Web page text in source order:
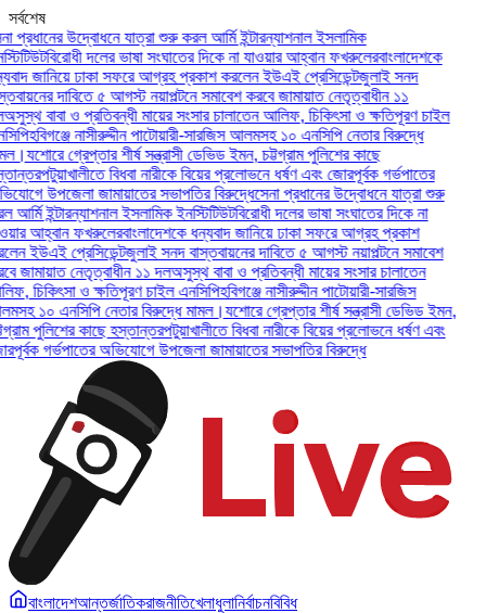
সর্বশেষ
উদ্বোধনে যাত্রা শুরু করল আর্মি ইন্টারন্যাশনাল ইসলামিক
বিরোধী দলের ভাষা সংঘাতের দিকে না যাওয়ার আহ্বান ফখরুলেরবাংলাদেশকে
জানিয়ে ঢাকা সফরে আগ্রহ প্রকাশ করলেন ইউএই প্রেসিডেন্টজুলাই সনদ
দাবিতে ৫ আগস্ট নয়াপল্টনে সমাবেশ করবে জামায়াত নেতৃত্বাধীন ১১
বাবা ও প্রতিবন্ধী মায়ের সংসার চালাতেন আলিফ, চিকিৎসা ও ক্ষতিপূরণ চাইল
হবিগঞ্জে নাসীরুদ্দীন পাটোয়ারী-সারজিস আলমসহ ১০ এনসিপি নেতার বিরুদ্ধে
যশোরে গ্রেপ্তার শীর্ষ সন্ত্রাসী ডেভিড ইমন, চট্টগ্রাম পুলিশের কাছে
পটুয়াখালীতে বিধবা নারীকে বিয়ের প্রলোভনে ধর্ষণ এবং জোরপূর্বক গর্ভপাতের
উপজেলা জামায়াতের সভাপতির বিরুদ্ধেসেনা প্রধানের উদ্বোধনে যাত্রা শুরু
ইন্টারন্যাশনাল ইসলামিক ইনস্টিটিউটবিরোধী দলের ভাষা সংঘাতের দিকে না
আহ্বান ফখরুলেরবাংলাদেশকে ধন্যবাদ জানিয়ে ঢাকা সফরে আগ্রহ প্রকাশ
ইউএই প্রেসিডেন্টজুলাই সনদ বাস্তবায়নের দাবিতে ৫ আগস্ট নয়াপল্টনে সমাবেশ
নেতৃত্বাধীন ১১ দলঅসুস্থ বাবা ও প্রতিবন্ধী মায়ের সংসার চালাতেন
চিকিৎসা ও ক্ষতিপূরণ চাইল এনসিপিহবিগঞ্জে নাসীরুদ্দীন পাটোয়ারী-সারজিস
১০ এনসিপি নেতার বিরুদ্ধে মামল।যশোরে গ্রেপ্তার শীর্ষ সন্ত্রাসী ডেভিড ইমন,
পুলিশের কাছে হস্তান্তরপটুয়াখালীতে বিধবা নারীকে বিয়ের প্রলোভনে ধর্ষণ এবং
গর্ভপাতের অভিযোগে উপজেলা জামায়াতের সভাপতির বিরুদ্ধে
বাংলাদেশআন্তর্জাতিকরাজনীতিখেলাধুলানির্বাচনবিবিধ